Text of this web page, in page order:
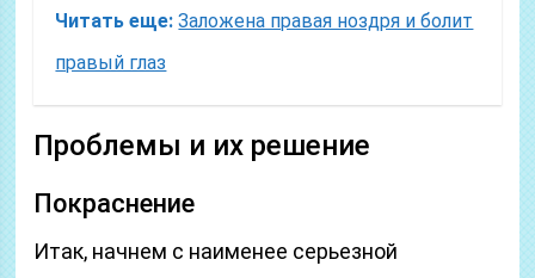
Читать еще: Заложена правая ноздря и болит
правый глаз
Проблемы и их решение
Покраснение
Итак, начнем с наименее серьезной